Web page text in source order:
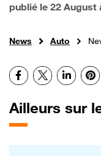
publié le 22 August
News Auto
Facebook
X LinkedIn
Ailleurs sur